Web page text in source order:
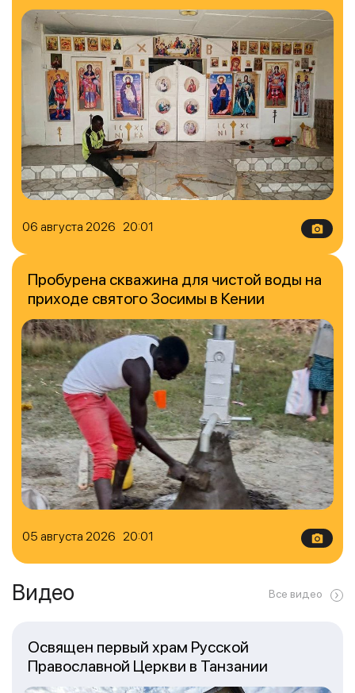
06 августа 2026 20:01
05 августа 2026 20:01
Пробурена скважина для чистой воды на
приходе святого Зосимы в Кении
Видео Все видео
Освящен первый храм Русской
Православной Церкви в Танзании